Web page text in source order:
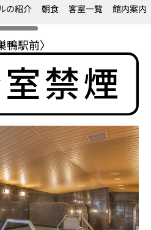
の紹介 朝食 客室一覧 館内案内
駅前〉